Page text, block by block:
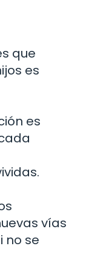
que
es
es
vías
no se